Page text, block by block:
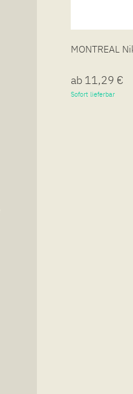
MONTREAL
ab 11,29 €
Sofort lieferbar